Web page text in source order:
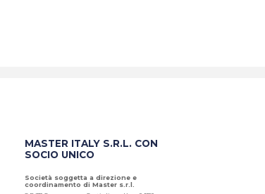
MASTER ITALY S.R.L. CON
SOCIO UNICO
Società soggetta a direzione e
coordinamento di Master s.r.l.